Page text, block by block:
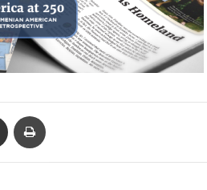
Ուղարկել նամակ